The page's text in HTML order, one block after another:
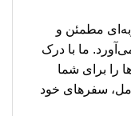
مطمئن و
ما با درک
را برای شما
سفرهای خود